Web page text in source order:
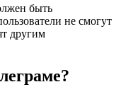
быть
не смогут
другим